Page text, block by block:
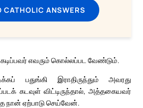
CATHOLIC ANSWERS
எவரும் கொல்லப்பட வேண்டும்.
பதுங்கி இராதிருந்தும் அவரது
கடவுள் விட்டிருந்தால், அத்தகையவர்
நான் ஏற்பாடு செய்வேன்.